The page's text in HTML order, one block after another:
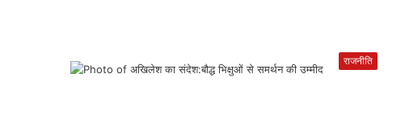
राजनीति